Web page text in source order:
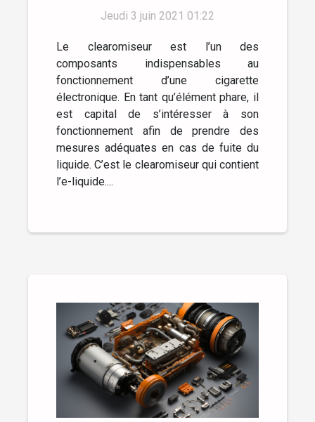
Jeudi 3 juin 2021 01:22
Le clearomiseur est l’un des
composants indispensables au
fonctionnement d’une cigarette
électronique. En tant qu’élément phare, il
est capital de s’intéresser à son
fonctionnement afin de prendre des
mesures adéquates en cas de fuite du
liquide. C’est le clearomiseur qui contient
l’e-liquide....